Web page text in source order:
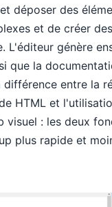
déposer des
et de créer
L'éditeur génère
que la
différence entre la
HTML et
visuel : les deux
plus rapide et